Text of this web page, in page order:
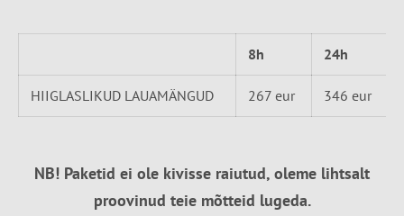
8h 24h
HIIGLASLIKUD LAUAMÄNGUD 267 eur 346 eur
NB! Paketid ei ole kivisse raiutud, oleme lihtsalt
proovinud teie mõtteid lugeda.